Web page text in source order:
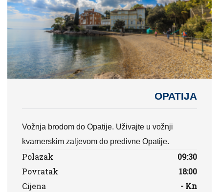
OPATIJA
Vožnja brodom do Opatije. Uživajte u vožnji
kvarnerskim zaljevom do predivne Opatije.
Polazak
09:30
Povratak
18:00
Cijena
- Kn